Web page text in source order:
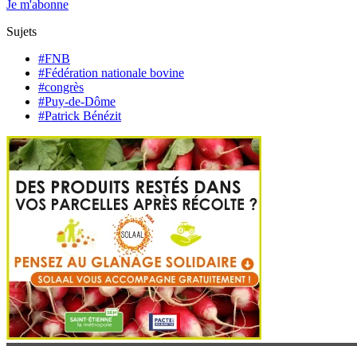
Je m'abonne
Sujets
#FNB
#Fédération nationale bovine
#congrès
#Puy-de-Dôme
#Patrick Bénézit